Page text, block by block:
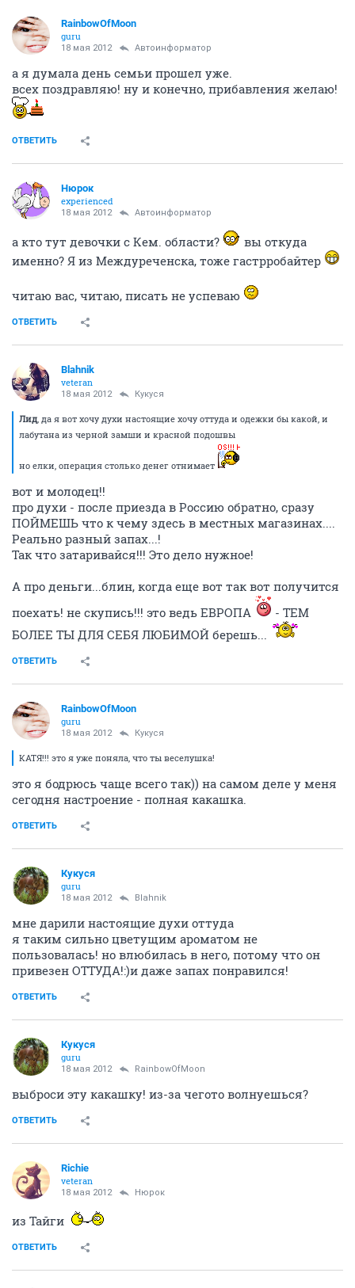
RainbowOfMoon
guru
18 мая 2012 Автоинформатор
а я думала день семьи прошел уже.
всех поздравляю! ну и конечно, прибавления желаю!
ОТВЕТИТЬ
Нюрок
experienced
18 мая 2012 Автоинформатор
а кто тут девочки с Кем. области?
вы откуда
именно? Я из Междуреченска, тоже гастрробайтер
читаю вас, читаю, писать не успеваю
ОТВЕТИТЬ
Blahnik
veteran
18 мая 2012 Кукуся
Лид, да я вот хочу духи настоящие хочу оттуда и одежки бы какой, и
лабутана из черной замши и красной подошвы
но елки, операция столько денег отнимает
вот и молодец!!
про духи - после приезда в Россию обратно, сразу
ПОЙМЕШЬ что к чему здесь в местных магазинах....
Реально разный запах...!
Так что затаривайся!!! Это дело нужное!
А про деньги...блин, когда еще вот так вот получится
поехать! не скупись!!! это ведь ЕВРОПА
- ТЕМ
БОЛЕЕ ТЫ ДЛЯ СЕБЯ ЛЮБИМОЙ берешь...
ОТВЕТИТЬ
RainbowOfMoon
guru
18 мая 2012 Кукуся
КАТЯ!!! это я уже поняла, что ты веселушка!
это я бодрюсь чаще всего так)) на самом деле у меня
сегодня настроение - полная какашка.
ОТВЕТИТЬ
Кукуся
guru
18 мая 2012 Blahnik
мне дарили настоящие духи оттуда
я таким сильно цветущим ароматом не
пользовалась! но влюбилась в него, потому что он
привезен ОТТУДА!:)и даже запах понравился!
ОТВЕТИТЬ
Кукуся
guru
18 мая 2012 RainbowOfMoon
выброси эту какашку! из-за чегото волнуешься?
ОТВЕТИТЬ
Richie
veteran
18 мая 2012 Нюрок
из Тайги
ОТВЕТИТЬ